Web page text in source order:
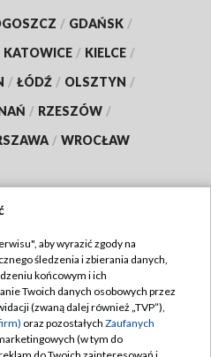
/ GDAŃSK /
KATOWICE / KIELCE /
/ ŁÓDŹ / OLSZTYN /
/ RZESZÓW /
/ WROCŁAW
TVP
TVP
prywatności
zgody
aby wyrazić zgody na
śledzenia i zbierania danych,
końcowym i ich
Twoich danych osobowych przez
(zwaną dalej również „TVP”),
oraz pozostałych Zaufanych
(w tym do